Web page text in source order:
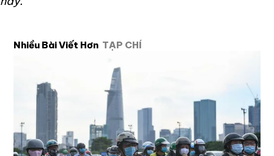
Nhiều Bài Viết Hơn TẠP CHÍ